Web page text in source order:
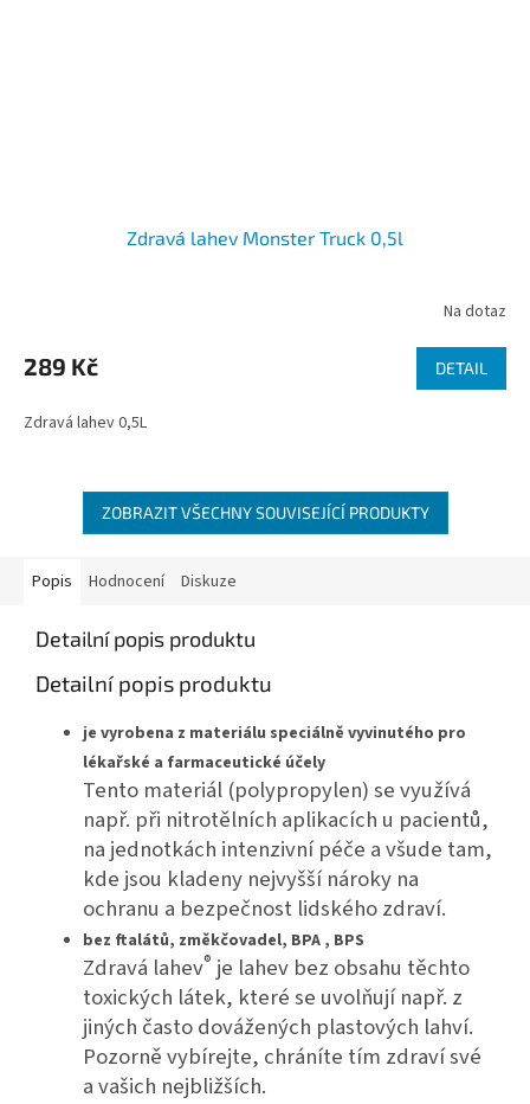
Zdravá lahev Monster Truck 0,5l
Na dotaz
289 Kč DETAIL
Zdravá lahev 0,5L
ZOBRAZIT VŠECHNY SOUVISEJÍCÍ PRODUKTY
Popis Hodnocení Diskuze
Detailní popis produktu
Detailní popis produktu
je vyrobena z materiálu speciálně vyvinutého pro
lékařské a farmaceutické účely
Tento materiál (polypropylen) se využívá
např. při nitrotělních aplikacích u pacientů,
na jednotkách intenzivní péče a všude tam,
kde jsou kladeny nejvyšší nároky na
ochranu a bezpečnost lidského zdraví.
bez ftalátů, změkčovadel, BPA , BPS
Zdravá lahev® je lahev bez obsahu těchto
toxických látek, které se uvolňují např. z
jiných často dovážených plastových lahví.
Pozorně vybírejte, chráníte tím zdraví své
a vašich nejbližších.